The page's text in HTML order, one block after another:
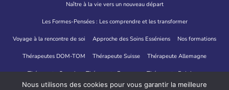
Naître à la vie vers un nouveau départ
Les Formes-Pensées : Les comprendre et les transformer
Voyage à la rencontre de soi Approche des Soins Esséniens Nos formations
Thérapeutes DOM-TOM Thérapeute Suisse Thérapeute Allemagne
Thérapeute Canada Thérapeute Espagne Thérapeute Belgique
Nous utilisons des cookies pour vous garantir la meilleure